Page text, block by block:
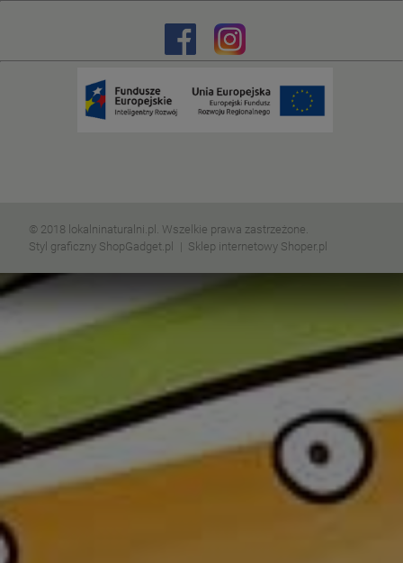
© 2018 lokalninaturalni.pl. Wszelkie prawa zastrzeżone.
Styl graficzny ShopGadget.pl
Sklep internetowy Shoper.pl